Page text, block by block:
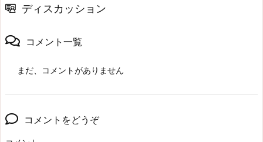
ディスカッション
コメント一覧
まだ、コメントがありません
コメントをどうぞ